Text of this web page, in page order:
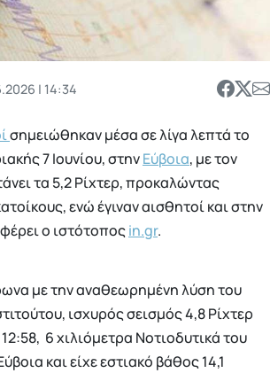
| 14:34
σημειώθηκαν μέσα σε λίγα λεπτά το
7 Ιουνίου, στηνΕύβοια, με τον
τα 5,2 Ρίχτερ, προκαλώντας
ενώ έγιναν αισθητοί και στην
ο ιστότοποςin.gr.
με την αναθεωρημένη λύση του
ισχυρός σεισμός 4,8 Ρίχτερ
6 χιλιόμετρα Νοτιοδυτικά του
και είχε εστιακό βάθος 14,1